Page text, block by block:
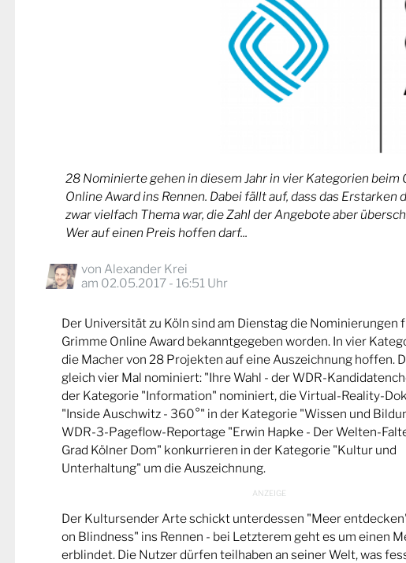
28 Nominierte gehen in diesem Jahr in vier Kategorien beim
Online Award ins Rennen. Dabei fällt auf, dass das Erstarken
zwar vielfach Thema war, die Zahl der Angebote aber
Wer auf einen Preis hoffen darf...
von Alexander Krei
am 02.05.2017 - 16:51 Uhr
Der Universität zu Köln sind am Dienstag die Nominierungen
Grimme Online Award bekanntgegeben worden. In vier
die Macher von 28 Projekten auf eine Auszeichnung hoffen.
gleich vier Mal nominiert: "Ihre Wahl - der WDR-
der Kategorie "Information" nominiert, die Virtual-Reality-
"Inside Auschwitz - 360°" in der Kategorie "Wissen und
WDR-3-Pageflow-Reportage "Erwin Hapke - Der Welten-
Grad Kölner Dom" konkurrieren in der Kategorie "Kultur und
Unterhaltung" um die Auszeichnung.
Der Kultursender Arte schickt unterdessen "Meer
on Blindness" ins Rennen - bei Letzterem geht es um einen
erblindet. Die Nutzer dürfen teilhaben an seiner Welt, was